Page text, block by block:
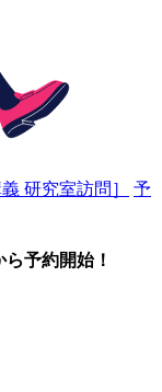
研究室訪問］
予
予約開始！